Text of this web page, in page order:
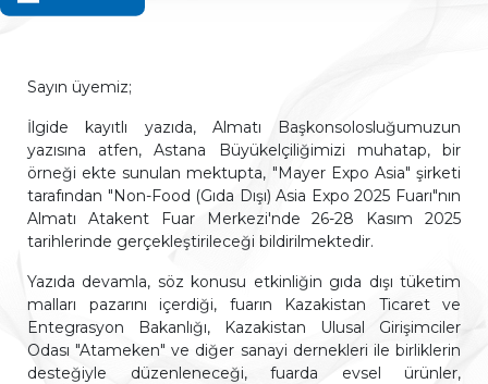
Sayın üyemiz;
İlgide kayıtlı yazıda, Almatı Başkonsolosluğumuzun
yazısına atfen, Astana Büyükelçiliğimizi muhatap, bir
örneği ekte sunulan mektupta, "Mayer Expo Asia" şirketi
tarafından "Non-Food (Gıda Dışı) Asia Expo 2025 Fuarı"nın
Almatı Atakent Fuar Merkezi'nde 26-28 Kasım 2025
tarihlerinde gerçekleştirileceği bildirilmektedir.
Yazıda devamla, söz konusu etkinliğin gıda dışı tüketim
malları pazarını içerdiği, fuarın Kazakistan Ticaret ve
Entegrasyon Bakanlığı, Kazakistan Ulusal Girişimciler
Odası "Atameken" ve diğer sanayi dernekleri ile birliklerin
desteğiyle düzenleneceği, fuarda evsel ürünler,